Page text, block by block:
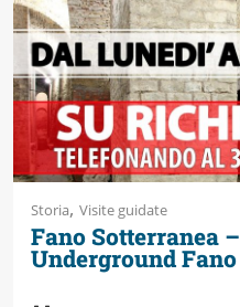
Storia, Visite guidate
Fano Sotterranea –
Underground Fano